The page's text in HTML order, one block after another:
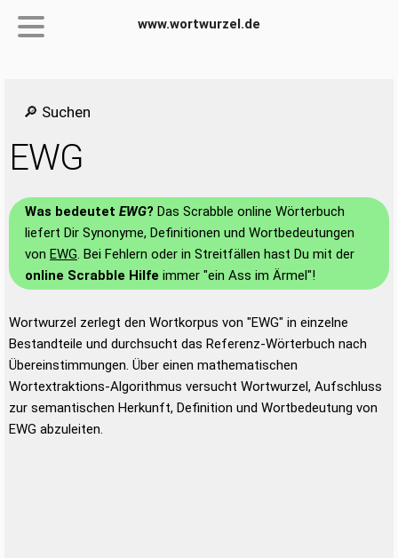
www.wortwurzel.de
🔎 Suchen
EWG
Was bedeutet EWG? Das Scrabble online Wörterbuch
liefert Dir Synonyme, Definitionen und Wortbedeutungen
von EWG. Bei Fehlern oder in Streitfällen hast Du mit der
online Scrabble Hilfe immer "ein Ass im Ärmel"!
Wortwurzel zerlegt den Wortkorpus von "EWG" in einzelne
Bestandteile und durchsucht das Referenz-Wörterbuch nach
Übereinstimmungen. Über einen mathematischen
Wortextraktions-Algorithmus versucht Wortwurzel, Aufschluss
zur semantischen Herkunft, Definition und Wortbedeutung von
EWG abzuleiten.